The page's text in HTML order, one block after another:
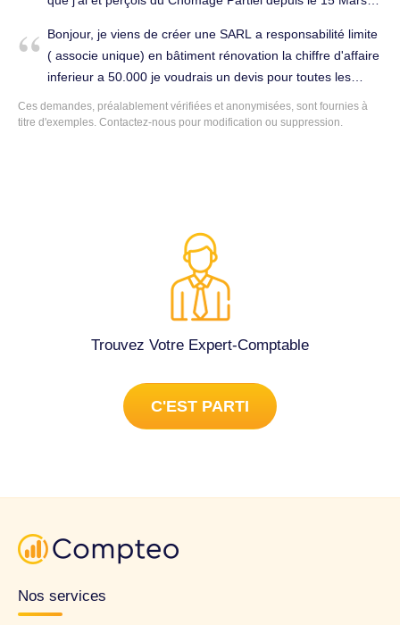
ainsi que l’extrait du Grand Livre Comptable me
concernant. Je suis salarié VRP multicartes, rémunéré à la
commission sans fixe et ce calcul me semble complexe,
c’est pourquoi je souhaite m’adresser à un cabinet d’expert
comptable. Merci de bien vouloir m’indiquer, si vous
Bonjour, je viens de créer une SARL a responsabilité limite
( associe unique) en bâtiment rénovation la chiffre d'affaire
inferieur a 50.000 je voudrais un devis pour toutes les
écritures sur l'année. Merci. Tenue complète de la
comptabilité à Antony (92160).
Ces demandes, préalablement vérifiées et anonymisées, sont fournies à
titre d'exemples. Contactez-nous pour modification ou suppression.
Trouvez Votre Expert-Comptable
C'EST PARTI
Nos services